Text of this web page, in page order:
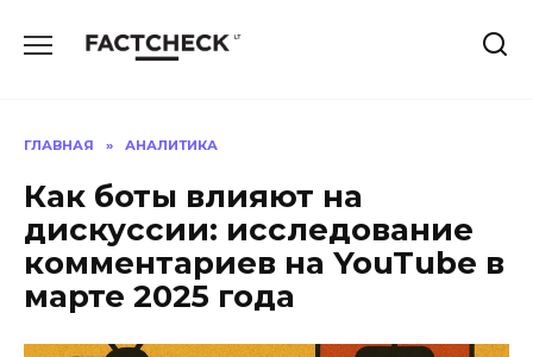
ГЛАВНАЯ » АНАЛИТИКА
Как боты влияют на
дискуссии: исследование
комментариев на YouTube в
марте 2025 года